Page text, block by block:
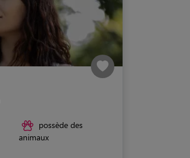
possède des
animaux